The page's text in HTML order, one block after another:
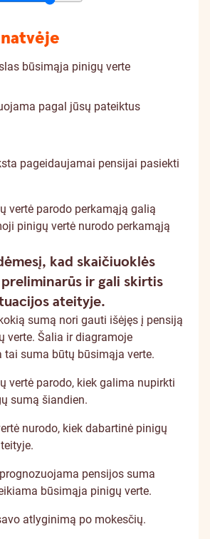
būsimąja pinigų verte
pagal jūsų pateiktus
pageidaujamai pensijai pasiekti
vertė parodo perkamąją galią
pinigų vertė nurodo perkamąją
kad skaičiuoklės
ir gali skirtis
ateityje.
sumą nori gauti išėjęs į pensiją
verte. Šalia ir diagramoje
tai suma būtų būsimąja verte.
vertė parodo, kiek galima nupirkti
sumą šiandien.
nurodo, kiek dabartinė pinigų
pensijos suma
būsimąja pinigų verte.
atlyginimą po mokesčių.